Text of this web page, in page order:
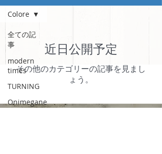
全ての記
事
modern
times
TURNING
Onimegane
Colore
近日公開予定
その他のカテゴリーの記事を見まし
ょう。